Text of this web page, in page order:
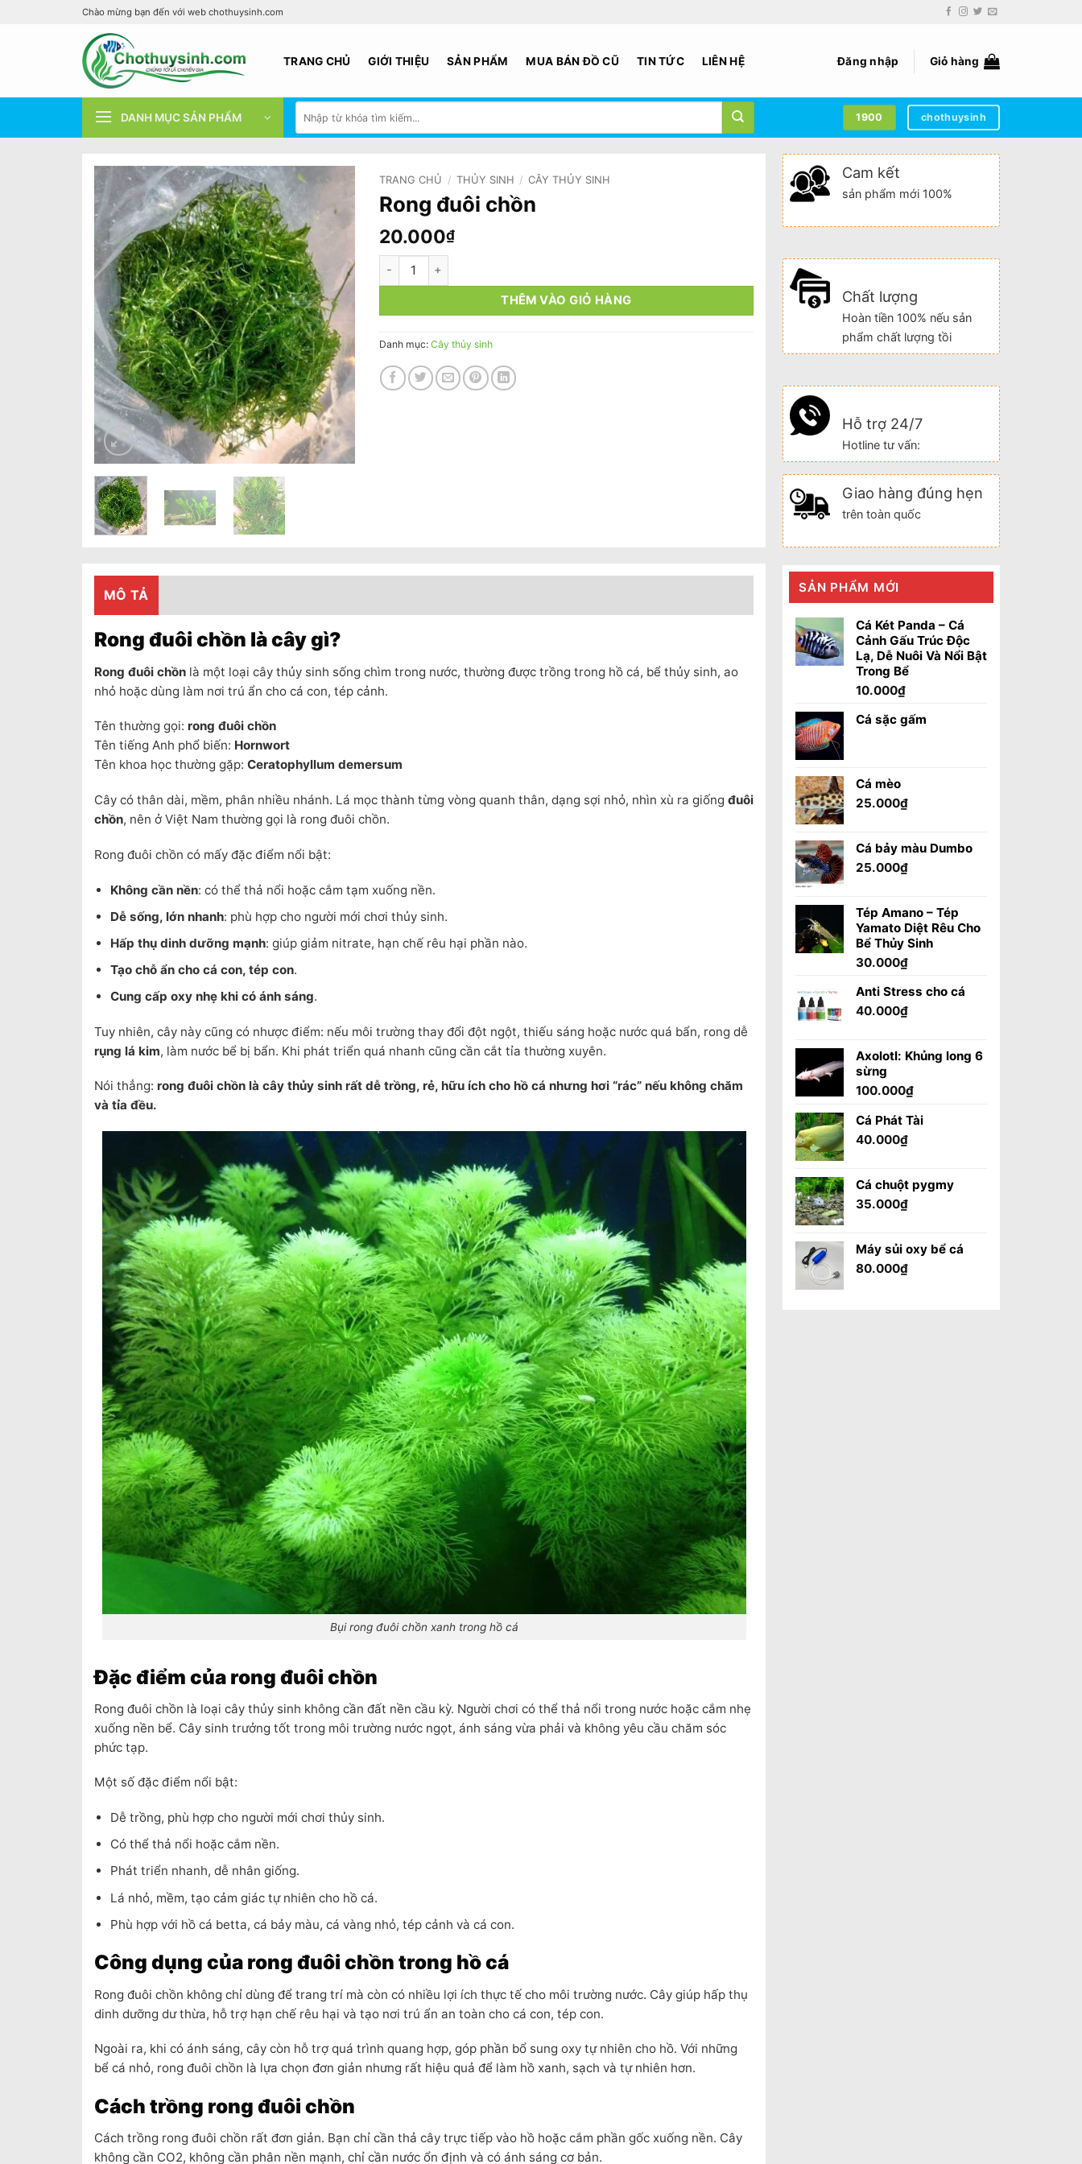
Chào mừng bạn đến với web chothuysinh.com
TRANG CHỦ GIỚI THIỆU SẢN PHẨM MUA BÁN ĐỒ CŨ TIN TỨC LIÊN HỆ Đăng nhập Giỏ hàng
DANH MỤC SẢN PHẨM
kiếm:
1900 chothuysinh
Cam kết
sản phẩm mới 100%
Chất lượng
Hoàn tiền 100% nếu sản
phẩm chất lượng tồi
Hỗ trợ 24/7
Hotline tư vấn:
Giao hàng đúng hẹn
trên toàn quốc
SẢN PHẨM MỚI
Cá Két Panda – Cá
Cảnh Gấu Trúc Độc
Lạ, Dễ Nuôi Và Nổi Bật
Trong Bể
10.000₫
Cá sặc gấm
Cá mèo
25.000₫
Cá bảy màu Dumbo
25.000₫
Tép Amano – Tép
Yamato Diệt Rêu Cho
Bể Thủy Sinh
30.000₫
Anti Stress cho cá
40.000₫
Axolotl: Khủng long 6
sừng
100.000₫
Cá Phát Tài
40.000₫
Cá chuột pygmy
35.000₫
Máy sủi oxy bể cá
80.000₫
TRANG CHỦ / THỦY SINH / CÂY THỦY SINH
Rong đuôi chồn
20.000₫
THÊM VÀO GIỎ HÀNG
Danh mục: Cây thủy sinh
MÔ TẢ
Rong đuôi chồn là cây gì?
Rong đuôi chồn là một loại cây thủy sinh sống chìm trong nước, thường được trồng trong hồ cá, bể thủy sinh, ao
nhỏ hoặc dùng làm nơi trú ẩn cho cá con, tép cảnh.
Tên thường gọi: rong đuôi chồn
Tên tiếng Anh phổ biến: Hornwort
Tên khoa học thường gặp: Ceratophyllum demersum
Cây có thân dài, mềm, phân nhiều nhánh. Lá mọc thành từng vòng quanh thân, dạng sợi nhỏ, nhìn xù ra giống đuôi
chồn, nên ở Việt Nam thường gọi là rong đuôi chồn.
Rong đuôi chồn có mấy đặc điểm nổi bật:
Không cần nền: có thể thả nổi hoặc cắm tạm xuống nền.
Dễ sống, lớn nhanh: phù hợp cho người mới chơi thủy sinh.
Hấp thụ dinh dưỡng mạnh: giúp giảm nitrate, hạn chế rêu hại phần nào.
Tạo chỗ ẩn cho cá con, tép con.
Cung cấp oxy nhẹ khi có ánh sáng.
Tuy nhiên, cây này cũng có nhược điểm: nếu môi trường thay đổi đột ngột, thiếu sáng hoặc nước quá bẩn, rong dễ
rụng lá kim, làm nước bể bị bẩn. Khi phát triển quá nhanh cũng cần cắt tỉa thường xuyên.
Nói thẳng: rong đuôi chồn là cây thủy sinh rất dễ trồng, rẻ, hữu ích cho hồ cá nhưng hơi “rác” nếu không chăm
và tỉa đều.
Bụi rong đuôi chồn xanh trong hồ cá
Đặc điểm của rong đuôi chồn
Rong đuôi chồn là loại cây thủy sinh không cần đất nền cầu kỳ. Người chơi có thể thả nổi trong nước hoặc cắm nhẹ
xuống nền bể. Cây sinh trưởng tốt trong môi trường nước ngọt, ánh sáng vừa phải và không yêu cầu chăm sóc
phức tạp.
Một số đặc điểm nổi bật:
Dễ trồng, phù hợp cho người mới chơi thủy sinh.
Có thể thả nổi hoặc cắm nền.
Phát triển nhanh, dễ nhân giống.
Lá nhỏ, mềm, tạo cảm giác tự nhiên cho hồ cá.
Phù hợp với hồ cá betta, cá bảy màu, cá vàng nhỏ, tép cảnh và cá con.
Công dụng của rong đuôi chồn trong hồ cá
Rong đuôi chồn không chỉ dùng để trang trí mà còn có nhiều lợi ích thực tế cho môi trường nước. Cây giúp hấp thụ
dinh dưỡng dư thừa, hỗ trợ hạn chế rêu hại và tạo nơi trú ẩn an toàn cho cá con, tép con.
Ngoài ra, khi có ánh sáng, cây còn hỗ trợ quá trình quang hợp, góp phần bổ sung oxy tự nhiên cho hồ. Với những
bể cá nhỏ, rong đuôi chồn là lựa chọn đơn giản nhưng rất hiệu quả để làm hồ xanh, sạch và tự nhiên hơn.
Cách trồng rong đuôi chồn
Cách trồng rong đuôi chồn rất đơn giản. Bạn chỉ cần thả cây trực tiếp vào hồ hoặc cắm phần gốc xuống nền. Cây
không cần CO2, không cần phân nền mạnh, chỉ cần nước ổn định và có ánh sáng cơ bản.